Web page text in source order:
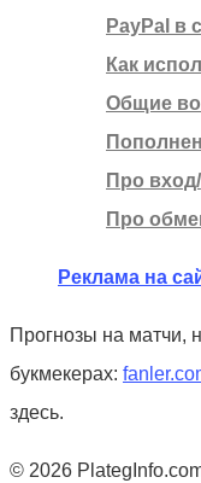
PayPal в
Как
Общие
Про
Про
Реклама на
Прогнозы на матчи,
букмекерах:
здесь.
© 2026